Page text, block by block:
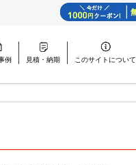
例
見積・納期 このサイトについて